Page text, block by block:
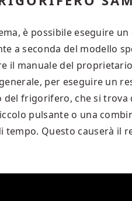
è possibile eseguire un
a seconda del modello
il manuale del
per eseguire un
frigorifero, che si trova
pulsante o una
Questo causerà il